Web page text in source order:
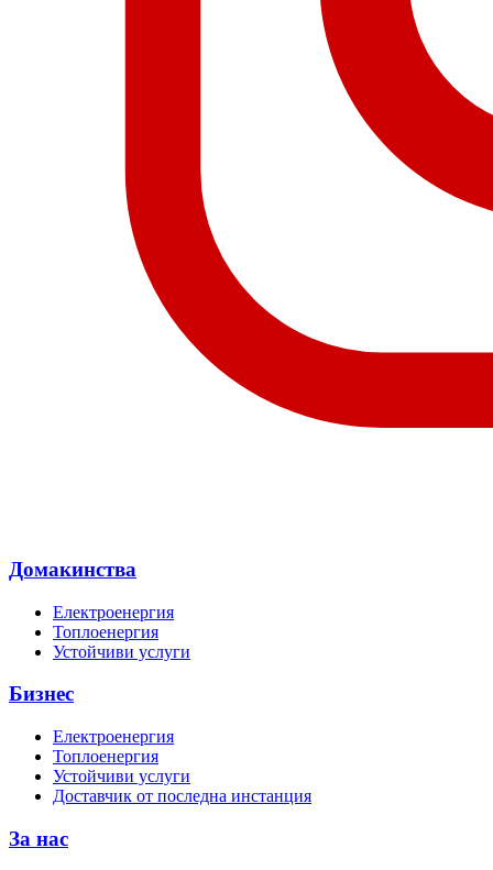
Домакинства
Електроенергия
Топлоенергия
Устойчиви услуги
Бизнес
Електроенергия
Топлоенергия
Устойчиви услуги
Доставчик от последна инстанция
За нас